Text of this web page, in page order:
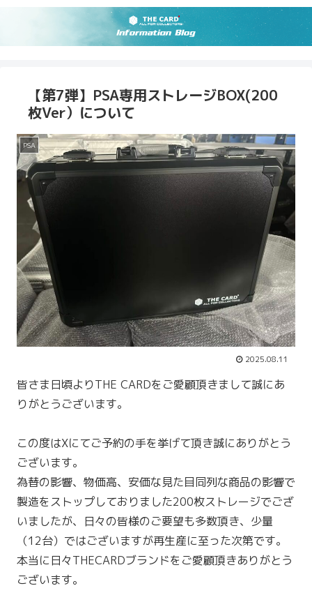
【第7弾】PSA専用ストレージBOX(200
枚Ver）について
PSA
2025.08.11
皆さま日頃よりTHE CARDをご愛顧頂きまして誠にあ
りがとうございます。
この度はXにてご予約の手を挙げて頂き誠にありがとう
ございます。
為替の影響、物価高、安価な見た目同列な商品の影響で
製造をストップしておりました200枚ストレージでござ
いましたが、日々の皆様のご要望も多数頂き、少量
（12台）ではございますが再生産に至った次第です。
本当に日々THECARDブランドをご愛顧頂きありがとう
ございます。